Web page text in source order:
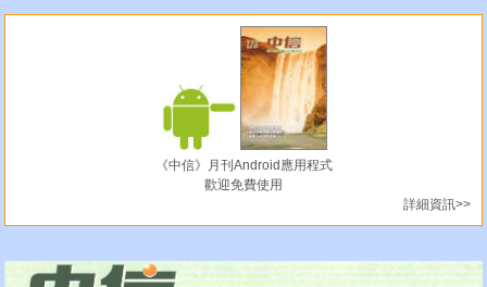
《中信》月刊Android應用程式
歡迎免費使用
詳細資訊>>